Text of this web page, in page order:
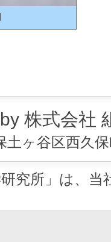
株式会社
土ヶ谷区西久
究所」は、当